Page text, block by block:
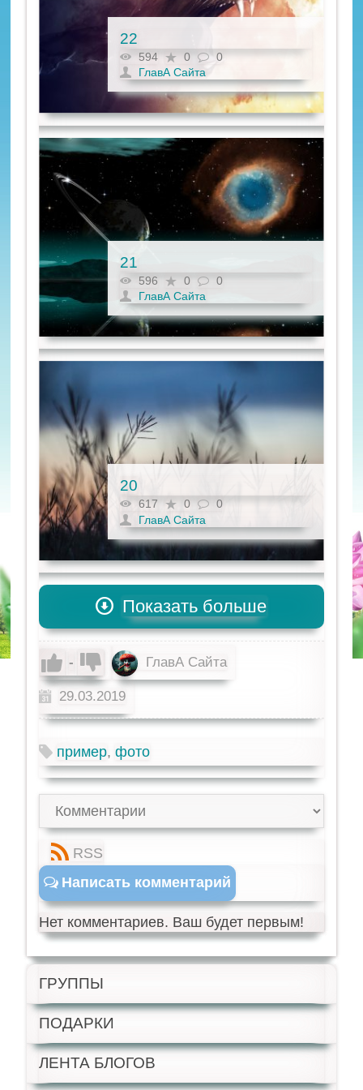
22
594 0
0
ГлавА Сайта
21
596 0
0
ГлавА Сайта
20
617 0
0
ГлавА Сайта
Показать больше
- ГлавА Сайта
29.03.2019
пример,фото
RSS
Написать комментарий
Нет комментариев. Ваш будет первым!
ГРУППЫ
ПОДАРКИ
ЛЕНТА БЛОГОВ